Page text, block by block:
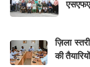
ज़िला
की